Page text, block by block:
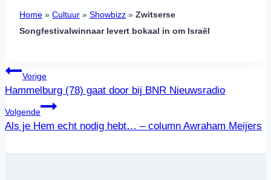
Home » Cultuur » Showbizz » Zwitserse
Songfestivalwinnaar levert bokaal in om Israël
Bericht
navigatie
Vorige
Hammelburg (78) gaat door bij BNR Nieuwsradio
Volgende
Als je Hem echt nodig hebt… – column Awraham Meijers